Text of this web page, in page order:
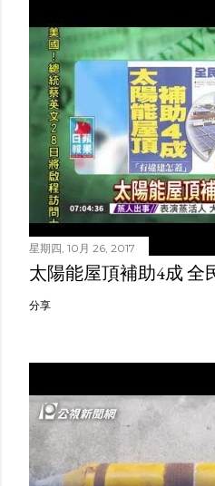
星期四, 10月 26, 2017
太陽能屋頂補助4成 全
分享